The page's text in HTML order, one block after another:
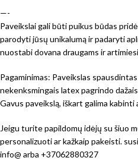
—-
Paveikslai gali būti puikus būdas
parodyti jūsų unikalumą ir padaryti
nuostabi dovana draugams ir
Pagaminimas: Paveikslas
nekenksmingais latex pagrindo
Gavus paveikslą, iškart galima kabinti
Jeigu turite papildomų idėjų su šiuo
personalizuoti ar kažkaip pakeisti.
info@ arba +37062880327